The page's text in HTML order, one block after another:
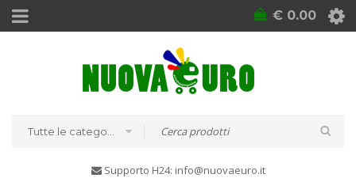
€ 0.00
Supporto H24: info@nuovaeuro.it